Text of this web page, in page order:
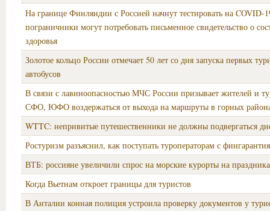
На границе Финляндии с Россией начнут тестировать на COVID-
пограничники могут потребовать письменное свидетельство о
здоровья
Золотое кольцо России отмечает 50 лет со дня запуска первых
автобусов
В связи с лавиноопасностью МЧС России призывает жителей и
СФО, ЮФО воздержаться от выхода на маршруты в горных
WTTC: непривитые путешественники не должны подвергаться
Ростуризм разъяснил, как поступать туроператорам с
ВТБ: россияне увеличили спрос на морские курорты на
Когда Вьетнам откроет границы для туристов
В Анталии конная полиция устроила проверку документов у